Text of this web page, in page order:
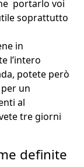
portarlo voi
soprattutto
in
l’intero
potete però
un
al
tre giorni
definite